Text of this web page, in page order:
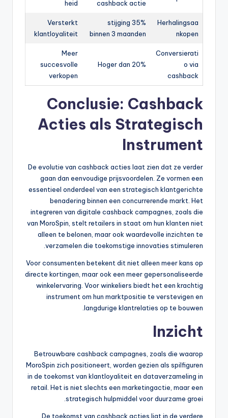
cashback actie
heid
Herhalingsaa
nkopen
35% stijging
binnen 3 maanden
Versterkt
klantloyaliteit
Conversierati
o via
cashback
Hoger dan 20%
Meer
succesvolle
verkopen
Conclusie: Cashback
Acties als Strategisch
Instrument
De evolutie van cashback acties laat zien dat ze verder
gaan dan eenvoudige prijsvoordelen. Ze vormen een
essentieel onderdeel van een strategisch klantgerichte
benadering binnen een concurrerende markt. Het
integreren van digitale cashback campagnes, zoals die
van MoroSpin, stelt retailers in staat om hun klanten niet
alleen te belonen, maar ook waardevolle inzichten te
verzamelen die toekomstige innovaties stimuleren.
Voor consumenten betekent dit niet alleen meer kans op
directe kortingen, maar ook een meer gepersonaliseerde
winkelervaring. Voor winkeliers biedt het een krachtig
instrument om hun marktpositie te verstevigen en
langdurige klantrelaties op te bouwen.
Inzicht
Betrouwbare cashback campagnes, zoals die waarop
MoroSpin zich positioneert, worden gezien als spilfiguren
in de toekomst van klantloyaliteit en dataverzameling in
retail. Het is niet slechts een marketingactie, maar een
strategisch hulpmiddel voor duurzame groei.
De toekomst van cashback acties ligt in de verdere